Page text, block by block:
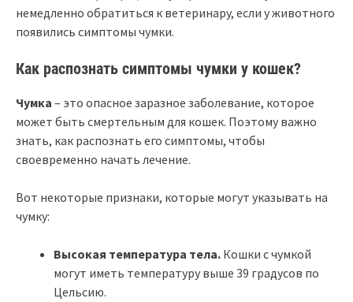
немедленно обратиться к ветеринару, если у животного
появились симптомы чумки.
Как распознать симптомы чумки у кошек?
Чумка – это опасное заразное заболевание, которое
может быть смертельным для кошек. Поэтому важно
знать, как распознать его симптомы, чтобы
своевременно начать лечение.
Вот некоторые признаки, которые могут указывать на
чумку:
Высокая температура тела. Кошки с чумкой
могут иметь температуру выше 39 градусов по
Цельсию.